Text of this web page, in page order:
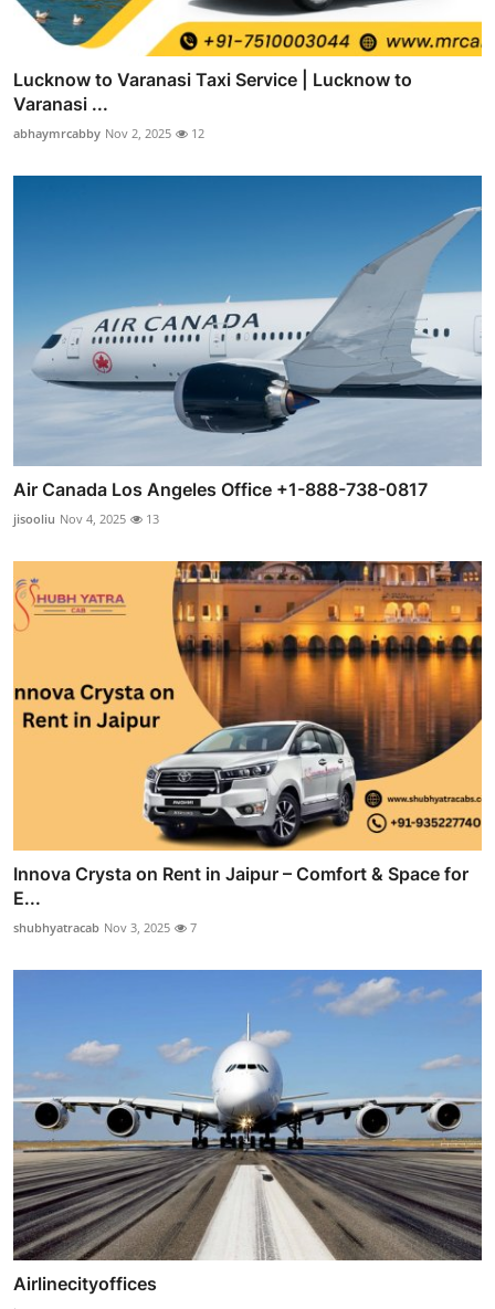
Lucknow to Varanasi Taxi Service | Lucknow to
Varanasi ...
abhaymrcabby Nov 2, 2025 12
Air Canada Los Angeles Office +1-888-738-0817
jisooliu Nov 4, 2025 13
Innova Crysta on Rent in Jaipur – Comfort & Space for
E...
shubhyatracab Nov 3, 2025 7
Airlinecityoffices